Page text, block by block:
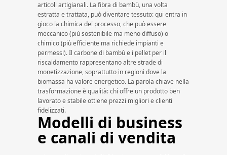
articoli artigianali. La fibra di bambù, una volta
estratta e trattata, può diventare tessuto: qui entra in
gioco la chimica del processo, che può essere
meccanico (più sostenibile ma meno diffuso) o
chimico (più efficiente ma richiede impianti e
permessi). Il carbone di bambù e i pellet per il
riscaldamento rappresentano altre strade di
monetizzazione, soprattutto in regioni dove la
biomassa ha valore energetico. La parola chiave nella
trasformazione è qualità: chi offre un prodotto ben
lavorato e stabile ottiene prezzi migliori e clienti
fidelizzati.
Modelli di business
e canali di vendita